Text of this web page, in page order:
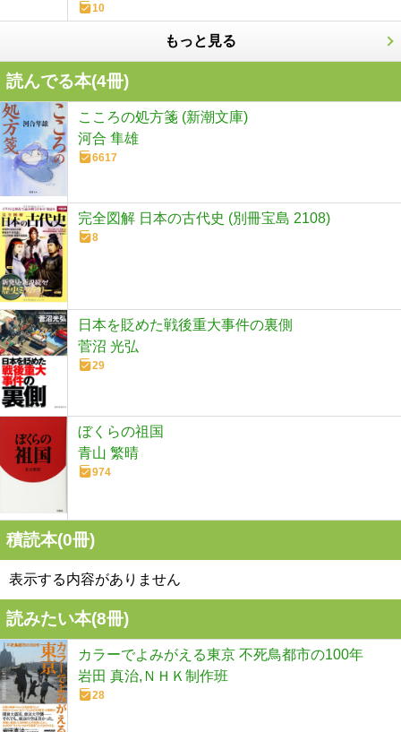
10
もっと見る
読んでる本(4冊)
こころの処方箋 (新潮文庫)
河合 隼雄
6617
完全図解 日本の古代史 (別冊宝島 2108)
8
日本を貶めた戦後重大事件の裏側
菅沼 光弘
29
ぼくらの祖国
青山 繁晴
974
積読本(0冊)
表示する内容がありません
読みたい本(8冊)
カラーでよみがえる東京 不死鳥都市の100年
岩田 真治,ＮＨＫ制作班
28